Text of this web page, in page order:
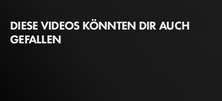
DIESE VIDEOS KÖNNTEN DIR AUCH
GEFALLEN